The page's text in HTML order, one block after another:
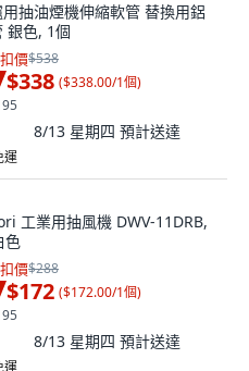
抽油煙機伸縮軟管 替換用鋁
銀色, 1個
價$538
$338 ($338.00/1個)
8/13 星期四 預計送達
運
工業用抽風機 DWV-11DRB,
色
價$288
$172 ($172.00/1個)
8/13 星期四 預計送達
運